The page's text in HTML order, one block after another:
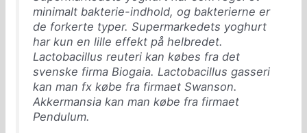
minimalt bakterie-indhold, og bakterierne er
de forkerte typer. Supermarkedets yoghurt
har kun en lille effekt på helbredet.
Lactobacillus reuteri kan købes fra det
svenske firma Biogaia. Lactobacillus gasseri
kan man fx købe fra firmaet Swanson.
Akkermansia kan man købe fra firmaet
Pendulum.